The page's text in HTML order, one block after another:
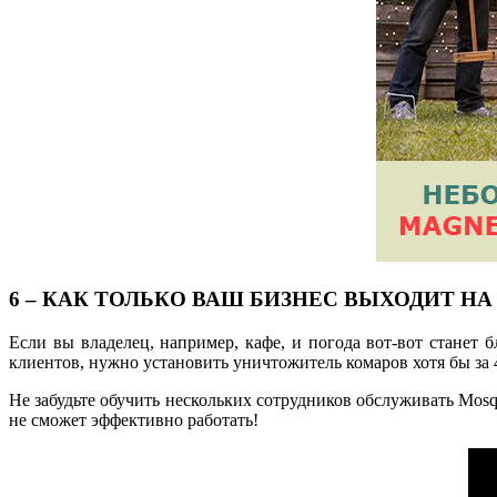
6 – КАК ТОЛЬКО ВАШ БИЗНЕС ВЫХОДИТ
Если вы владелец, например, кафе, и погода вот-вот станет
клиентов, нужно установить уничтожитель комаров хотя бы за
Не забудьте обучить нескольких сотрудников обслуживать
не сможет эффективно работать!